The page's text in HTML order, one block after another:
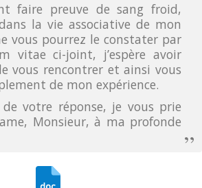
faire preuve de sang froid,
la vie associative de mon
vous pourrez le constater par
vitae ci-joint, j’espère avoir
vous rencontrer et ainsi vous
de mon expérience.
de votre réponse, je vous prie
Monsieur, à ma profonde